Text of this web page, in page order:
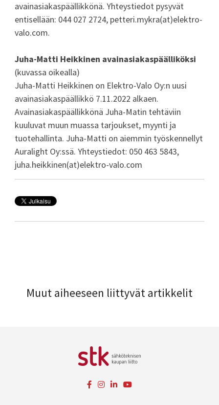
avainasiakaspäällikkönä. Yhteystiedot pysyvät
entisellään: 044 027 2724, petteri.mykra(at)elektro-
valo.com.
Juha-Matti Heikkinen avainasiakaspäälliköksi
(kuvassa oikealla)
Juha-Matti Heikkinen on Elektro-Valo Oy:n uusi
avainasiakaspäällikkö 7.11.2022 alkaen.
Avainasiakaspäällikkönä Juha-Matin tehtäviin
kuuluvat muun muassa tarjoukset, myynti ja
tuotehallinta. Juha-Matti on aiemmin työskennellyt
Auralight Oy:ssä. Yhteystiedot: 050 463 5843,
juha.heikkinen(at)elektro-valo.com
Muut aiheeseen liittyvät artikkelit